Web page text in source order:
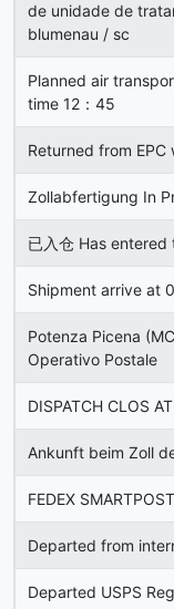
de unidade de
blumenau / sc
Planned air
time 12：45
Returned from EPC
Zollabfertigung In
已入仓 Has entered
Shipment arrive at
Potenza Picena
Operativo Postale
DISPATCH CLOS
Ankunft beim Zoll
FEDEX
Departed from
Departed USPS